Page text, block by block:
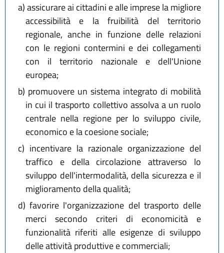
a)assicurare ai cittadini e alle imprese la migliore
accessibilità e la fruibilità del territorio
regionale, anche in funzione delle relazioni
con le regioni contermini e dei collegamenti
con il territorio nazionale e dell'Unione
europea;
b) promuovere un sistema integrato di mobilità
in cui il trasporto collettivo assolva a un ruolo
centrale nella regione per lo sviluppo civile,
economico e la coesione sociale;
c) incentivare la razionale organizzazione del
traffico e della circolazione attraverso lo
sviluppo dell'intermodalità, della sicurezza e il
miglioramento della qualità;
d) favorire l'organizzazione del trasporto delle
merci secondo criteri di economicità e
funzionalità riferiti alle esigenze di sviluppo
delle attività produttive e commerciali;